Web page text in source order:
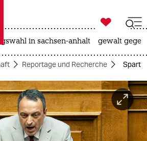
taz zahl ich
zahl ich

taz zahl ich
in sachsen-anhalt gewalt
Reportage und Recherche